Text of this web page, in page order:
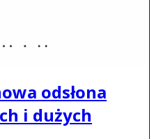
odsłona
i dużych